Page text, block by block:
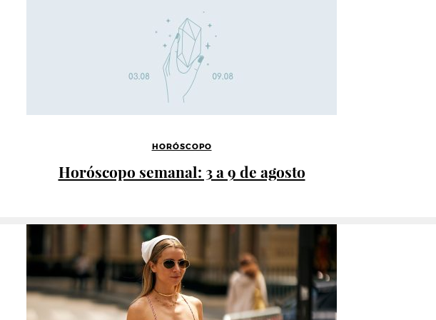
HORÓSCOPO
Horóscopo semanal: 3 a 9 de agosto